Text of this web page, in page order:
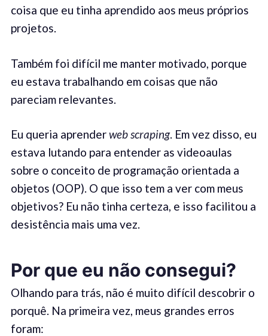
coisa que eu tinha aprendido aos meus próprios
projetos.
Também foi difícil me manter motivado, porque
eu estava trabalhando em coisas que não
pareciam relevantes.
Eu queria aprenderweb scraping. Em vez disso, eu
estava lutando para entender as videoaulas
sobre o conceito de programação orientada a
objetos (OOP). O que isso tem a ver com meus
objetivos? Eu não tinha certeza, e isso facilitou a
desistência mais uma vez.
Por que eu não consegui?
Olhando para trás, não é muito difícil descobrir o
porquê. Na primeira vez, meus grandes erros
foram: